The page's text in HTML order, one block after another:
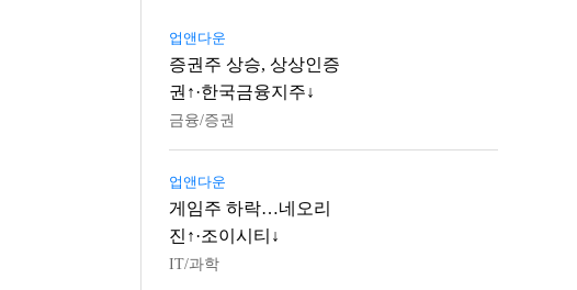
업앤다운
증권주 상승, 상상인증
권↑·한국금융지주↓
금융/증권
업앤다운
게임주 하락…네오리
진↑·조이시티↓
IT/과학